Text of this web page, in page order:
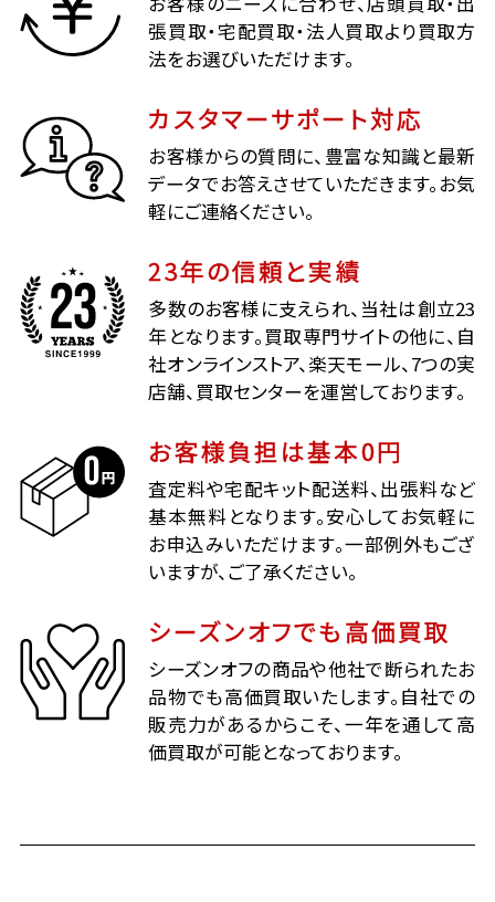
張買取・宅配買取・法人買取より買取方
法をお選びいただけます。
カスタマーサポート対応
お客様からの質問に、豊富な知識と最新
データでお答えさせていただきます。お気
軽にご連絡ください。
23年の信頼と実績
多数のお客様に支えられ、当社は創立23
年となります。買取専門サイトの他に、自
社オンラインストア、楽天モール、7つの実
店舗、買取センターを運営しております。
お客様負担は基本0円
査定料や宅配キット配送料、出張料など
基本無料となります。安心してお気軽に
お申込みいただけます。一部例外もござ
いますが、ご了承ください。
シーズンオフでも高価買取
シーズンオフの商品や他社で断られたお
品物でも高価買取いたします。自社での
販売力があるからこそ、一年を通して高
価買取が可能となっております。